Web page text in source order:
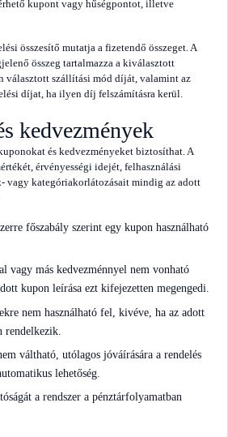
kupont vagy hűségpontot, illetve
összesítő mutatja a fizetendő összeget. A
összeg tartalmazza a kiválasztott
választott szállítási mód díját, valamint az
díjat, ha ilyen díj felszámításra kerül.
kedvezmények
és kedvezményeket biztosíthat. A
érvényességi idejét, felhasználási
vagy kategóriakorlátozásait mindig az adott
főszabály szerint egy kupon használható
vagy más kedvezménnyel nem vonható
kupon leírása ezt kifejezetten megengedi.
nem használható fel, kivéve, ha az adott
rendelkezik.
váltható, utólagos jóváírására a rendelés
lehetőség.
a rendszer a pénztárfolyamatban